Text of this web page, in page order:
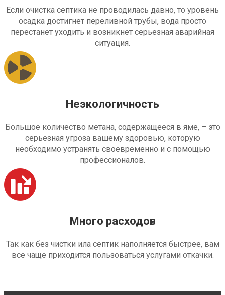
Если очистка септика не проводилась давно, то уровень
осадка достигнет переливной трубы, вода просто
перестанет уходить и возникнет серьезная аварийная
ситуация.
Неэкологичность
Большое количество метана, содержащееся в яме, – это
серьезная угроза вашему здоровью, которую
необходимо устранять своевременно и с помощью
профессионалов.
Много расходов
Так как без чистки ила септик наполняется быстрее, вам
все чаще приходится пользоваться услугами откачки.